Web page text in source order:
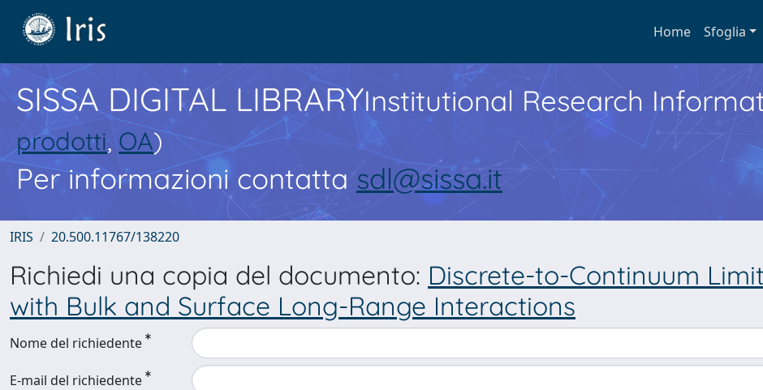
Home Sfoglia
SISSA DIGITAL LIBRARYInstitutional Research
prodotti, OA)
Per informazioni contatta sdl@sissa.it
IRIS 20.500.11767/138220
Richiedi una copia del documento: Discrete-to-Continuum
with Bulk and Surface Long-Range Interactions
Nome del richiedente
E-mail del richiedente